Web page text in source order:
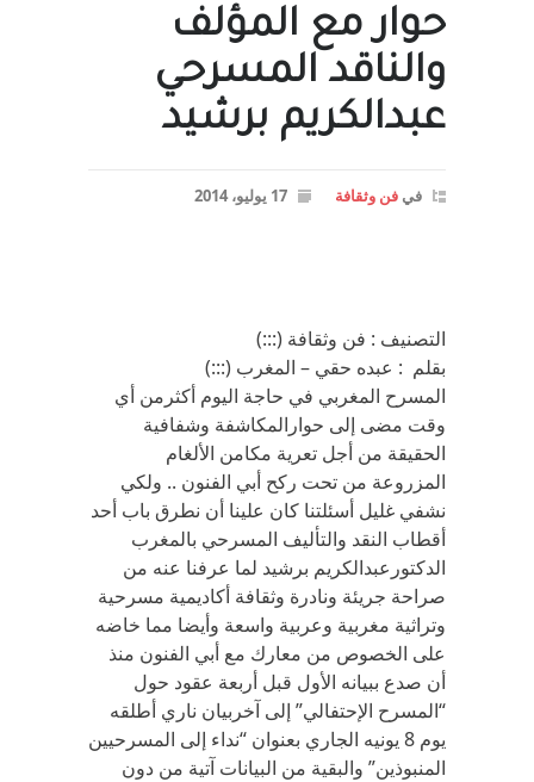
حوار مع المؤلف
والناقد المسرحي
عبدالكريم برشيد
في فن وثقافة 17 يوليو، 2014
التصنيف : فن وثقافة (:::)
بقلم : عبده حقي – المغرب (:::)
المسرح المغربي في حاجة اليوم أكثرمن أي
وقت مضى إلى حوارالمكاشفة وشفافية
الحقيقة من أجل تعرية مكامن الألغام
المزروعة من تحت ركح أبي الفنون .. ولكي
نشفي غليل أسئلتنا كان علينا أن نطرق باب أحد
أقطاب النقد والتأليف المسرحي بالمغرب
الدكتورعبدالكريم برشيد لما عرفنا عنه من
صراحة جريئة ونادرة وثقافة أكاديمية مسرحية
وتراثية مغربية وعربية واسعة وأيضا مما خاضه
على الخصوص من معارك مع أبي الفنون منذ
أن صدع ببيانه الأول قبل أربعة عقود حول
“المسرح الإحتفالي” إلى آخربيان ناري أطلقه
يوم 8 يونيه الجاري بعنوان “نداء إلى المسرحيين
المنبوذين” والبقية من البيانات آتية من دون